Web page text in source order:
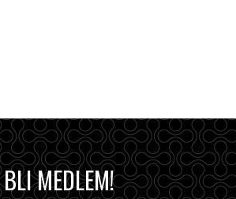
BLI MEDLEM!